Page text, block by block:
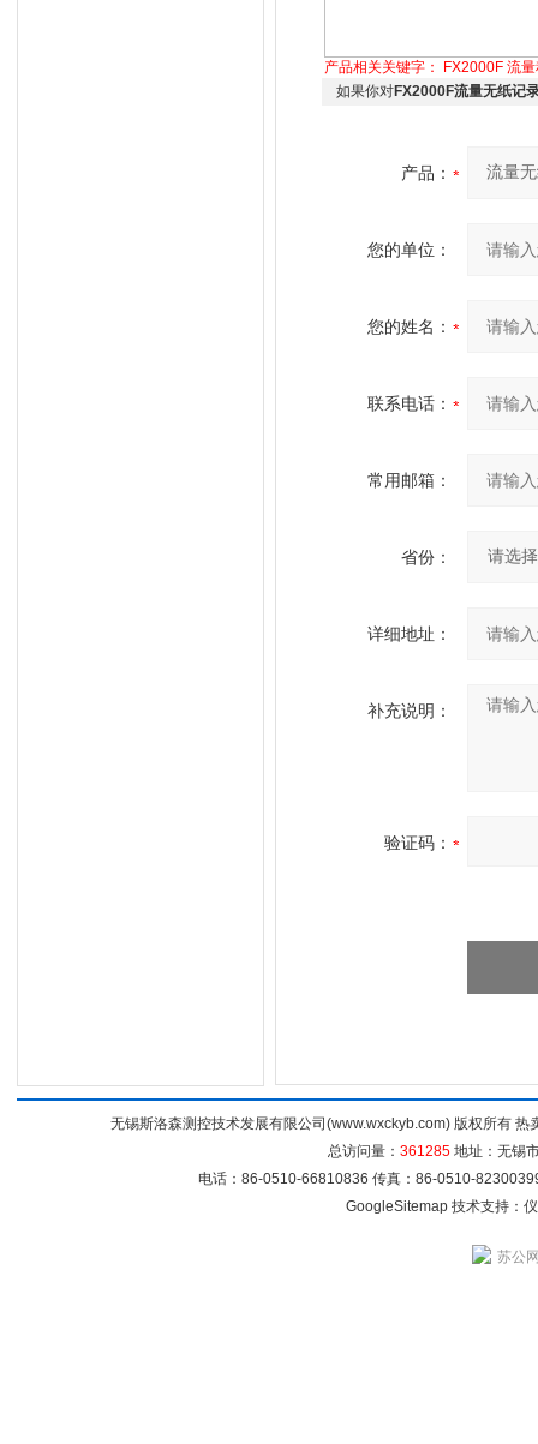
产品相关关键字： FX2000F 流
如果你对FX2000F流量无纸记
产品：
您的单位：
您的姓名：
联系电话：
常用邮箱：
省份：
详细地址：
补充说明：
验证码：
无锡斯洛森测控技术发展有限公司(www.wxckyb.com) 版权所有
总访问量： 361285 地址：无锡
电话：86-0510-66810836 传真：86-0510-
GoogleSitemap技术支持：
苏公